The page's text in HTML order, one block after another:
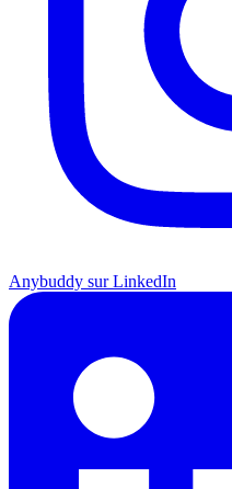
Anybuddy sur LinkedIn